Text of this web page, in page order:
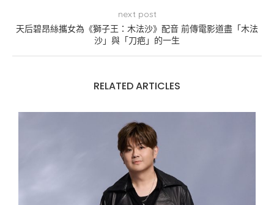
next post
天后碧昂絲攜女為《獅子王：木法沙》配音 前傳電影道盡「木法
沙」與「刀疤」的一生
RELATED ARTICLES